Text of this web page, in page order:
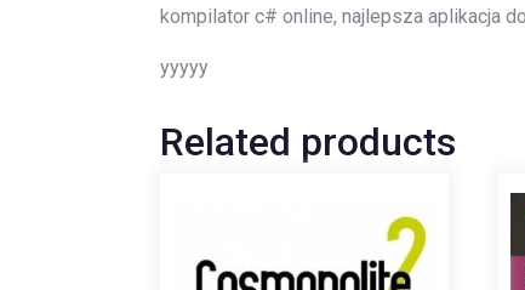
kompilator c# online, najlepsza aplikacja
yyyyy
Related products